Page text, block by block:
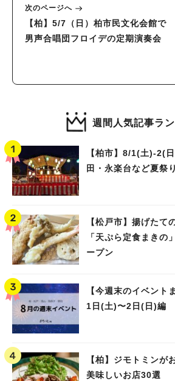
次のページへ
【柏】5/7（日）柏市民文化会館で
男声合唱団フロイデの定期演奏会
週間人気記事ラ
【柏市】8/1(土)‐2(
田・永楽台など夏祭
【松戸市】揚げたて
「天ぷら定食まきの
ープン
【今週末のイベント
1日(土)〜2日(日)編
【柏】ジモトミンが
美味しいお店30選